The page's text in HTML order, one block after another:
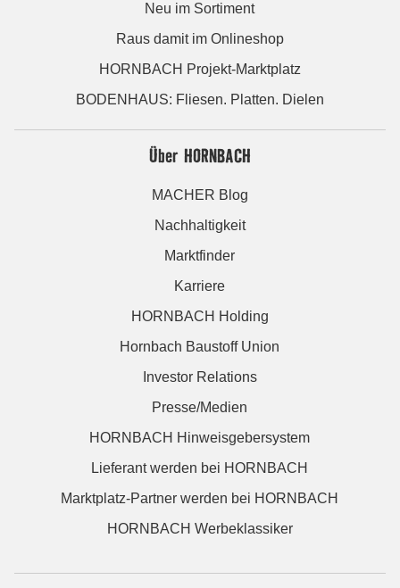
Neu im Sortiment
Raus damit im Onlineshop
HORNBACH Projekt-Marktplatz
BODENHAUS: Fliesen. Platten. Dielen
Über HORNBACH
MACHER Blog
Nachhaltigkeit
Marktfinder
Karriere
HORNBACH Holding
Hornbach Baustoff Union
Investor Relations
Presse/Medien
HORNBACH Hinweisgebersystem
Lieferant werden bei HORNBACH
Marktplatz-Partner werden bei HORNBACH
HORNBACH Werbeklassiker